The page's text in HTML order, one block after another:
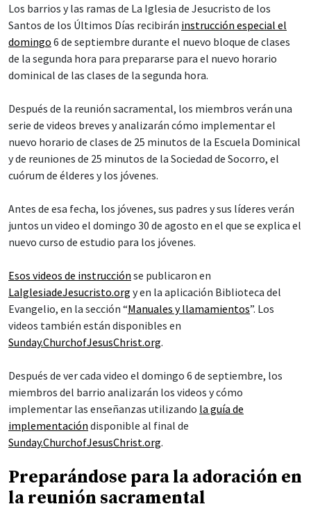
Los barrios y las ramas de La Iglesia de Jesucristo de los
Santos de los Últimos Días recibirán instrucción especial el
domingo 6 de septiembre durante el nuevo bloque de clases
de la segunda hora para prepararse para el nuevo horario
dominical de las clases de la segunda hora.
Después de la reunión sacramental, los miembros verán una
serie de videos breves y analizarán cómo implementar el
nuevo horario de clases de 25 minutos de la Escuela Dominical
y de reuniones de 25 minutos de la Sociedad de Socorro, el
cuórum de élderes y los jóvenes.
Antes de esa fecha, los jóvenes, sus padres y sus líderes verán
juntos un video el domingo 30 de agosto en el que se explica el
nuevo curso de estudio para los jóvenes.
Esos videos de instrucción se publicaron en
LaIglesiadeJesucristo.org y en la aplicación Biblioteca del
Evangelio, en la sección “Manuales y llamamientos”. Los
videos también están disponibles en
Sunday.ChurchofJesusChrist.org.
Después de ver cada video el domingo 6 de septiembre, los
miembros del barrio analizarán los videos y cómo
implementar las enseñanzas utilizando la guía de
implementación disponible al final de
Sunday.ChurchofJesusChrist.org.
Preparándose para la adoración en
la reunión sacramental